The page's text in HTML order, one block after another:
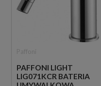
PAFFONI LIGHT
LIG071KCR BATERIA